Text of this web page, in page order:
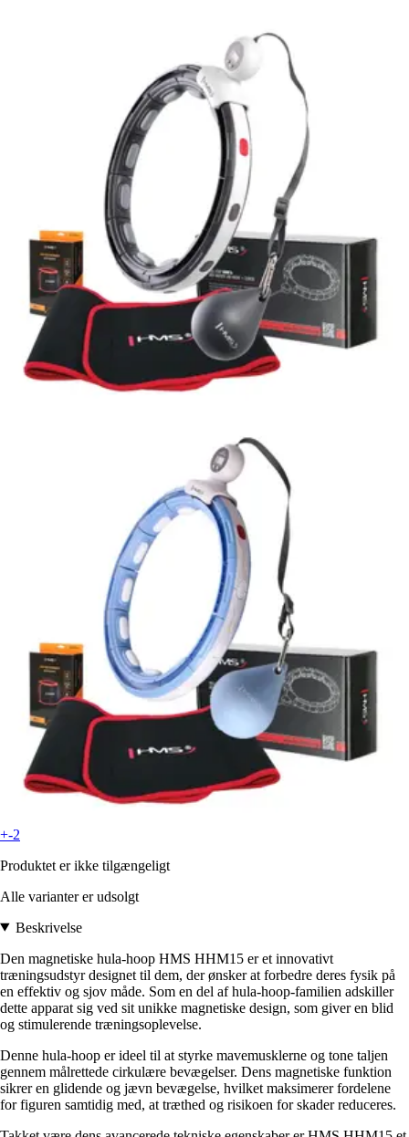
+-2
Produktet er ikke tilgængeligt
Alle varianter er udsolgt
Beskrivelse
Den magnetiske hula-hoop HMS HHM15 er et innovativt
træningsudstyr designet til dem, der ønsker at forbedre deres fysik på
en effektiv og sjov måde. Som en del af hula-hoop-familien adskiller
dette apparat sig ved sit unikke magnetiske design, som giver en blid
og stimulerende træningsoplevelse.
Denne hula-hoop er ideel til at styrke mavemusklerne og tone taljen
gennem målrettede cirkulære bevægelser. Dens magnetiske funktion
sikrer en glidende og jævn bevægelse, hvilket maksimerer fordelene
for figuren samtidig med, at træthed og risikoen for skader reduceres.